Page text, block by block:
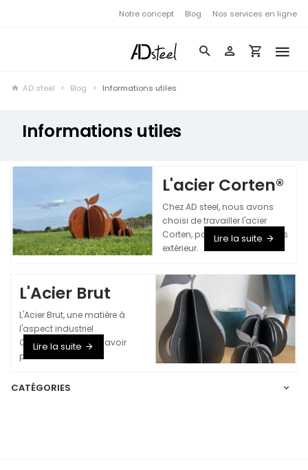
Nos services en ligne
Blog
Notre concept
AD steel Blog Informations utiles
Informations utiles
L'acier Corten®
Chez AD steel, nous avons
choisi de travailler l'acier
Corten, pour vos décorations
extérieur.
plus.
Lire la suite
L'Acier Brut
L'Acier Brut, une matière à
l'aspect industriel
Cliquez ici pour en savoir
plus.
Lire la suite
CATÉGORIES